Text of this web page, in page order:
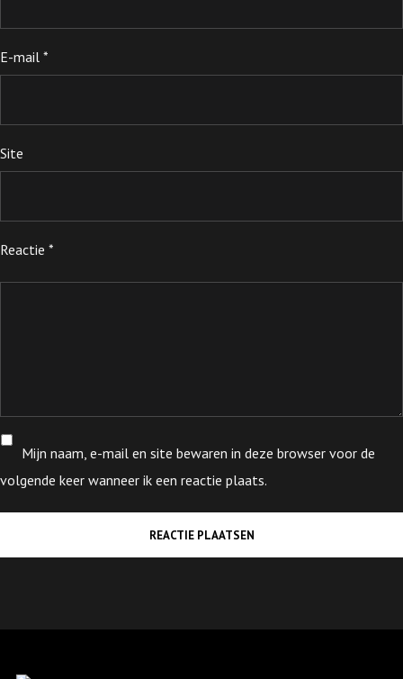
E-mail *
Site
Reactie *
Mijn naam, e-mail en site bewaren in deze browser voor de
volgende keer wanneer ik een reactie plaats.